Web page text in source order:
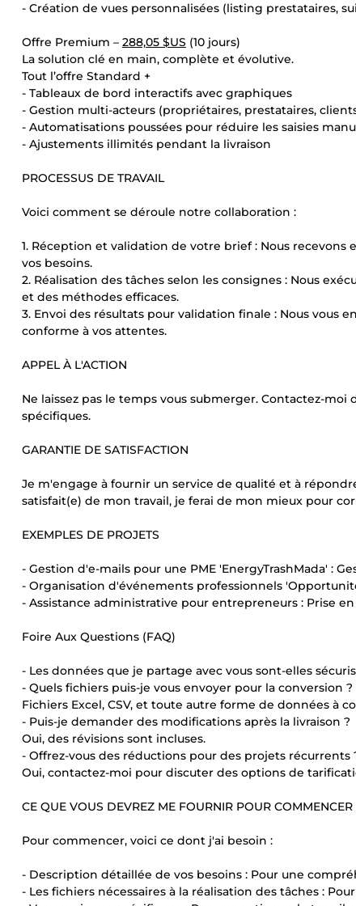
- Création de vues personnalisées (listing prestataires,
Offre Premium – 288,05 $US (10 jours)
La solution clé en main, complète et évolutive.
Tout l’offre Standard +
- Tableaux de bord interactifs avec graphiques
- Gestion multi-acteurs (propriétaires, prestataires,
- Automatisations poussées pour réduire les saisies
- Ajustements illimités pendant la livraison
PROCESSUS DE TRAVAIL
Voici comment se déroule notre collaboration :
1. Réception et validation de votre brief : Nous
vos besoins.
2. Réalisation des tâches selon les consignes : Nous
et des méthodes efficaces.
3. Envoi des résultats pour validation finale : Nous vous
conforme à vos attentes.
APPEL À L'ACTION
Ne laissez pas le temps vous submerger. Contactez-
spécifiques.
GARANTIE DE SATISFACTION
Je m'engage à fournir un service de qualité et à
satisfait(e) de mon travail, je ferai de mon mieux pour
EXEMPLES DE PROJETS
- Gestion d'e-mails pour une PME 'EnergyTrashMada' :
- Organisation d'événements professionnels
- Assistance administrative pour entrepreneurs : Prise
Foire Aux Questions (FAQ)
- Les données que je partage avec vous sont-elles
- Quels fichiers puis-je vous envoyer pour la conversion ?
Fichiers Excel, CSV, et toute autre forme de données à
- Puis-je demander des modifications après la livraison ?
Oui, des révisions sont incluses.
- Offrez-vous des réductions pour des projets récurrents
Oui, contactez-moi pour discuter des options de
CE QUE VOUS DEVREZ ME FOURNIR POUR COMMENCER
Pour commencer, voici ce dont j'ai besoin :
- Description détaillée de vos besoins : Pour une
- Les fichiers nécessaires à la réalisation des tâches :